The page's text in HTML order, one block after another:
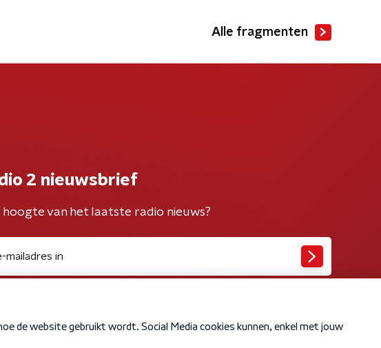
Alle fragmenten
2 nieuwsbrief
van het laatste radio nieuws?